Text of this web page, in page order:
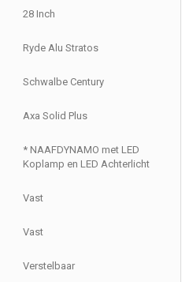
28 Inch
Ryde Alu Stratos
Schwalbe Century
Axa Solid Plus
* NAAFDYNAMO met LED
Koplamp en LED Achterlicht
Vast
Vast
Verstelbaar